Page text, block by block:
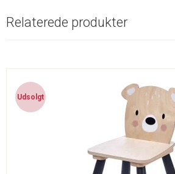
Relaterede produkter
Udsolgt